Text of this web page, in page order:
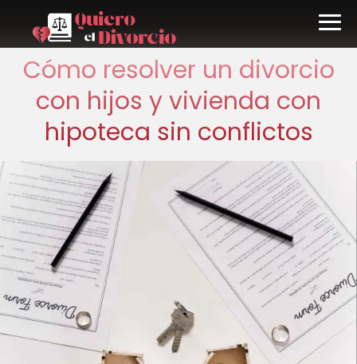
Cómo resolver un divorcio
con hijos y vivienda con
hipoteca sin conflictos